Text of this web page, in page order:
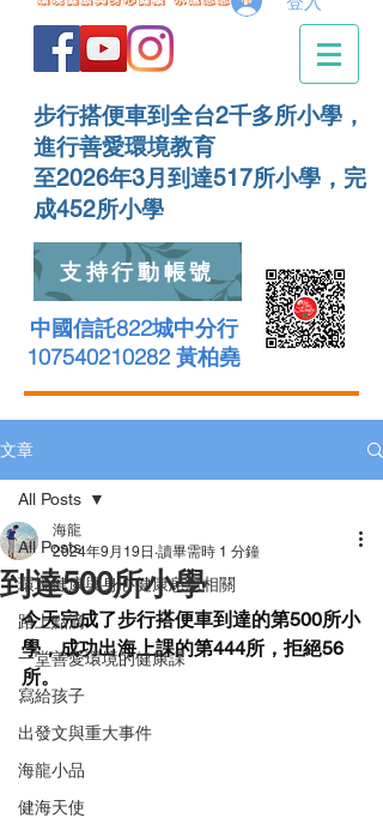
步行搭便車到全台2千多所小學，
進行善愛環境教育
至2026年3月到達517所小學，完
成452所小學
支持行動帳號
中國信託822城中分行
107540210282 黃柏堯
文章
All Posts
環境健康與身心健康息息相關
路上點滴
一堂善愛環境的健康課
寫給孩子
出發文與重大事件
海龍小品
健海天使
All Posts
到達500所小學
海龍
2024年9月19日 讀畢需時 1 分鐘
今天完成了步行搭便車到達的第500所小
學，成功出海上課的第444所，拒絕56
所。